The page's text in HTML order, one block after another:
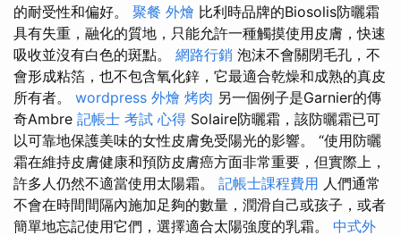
的耐受性和偏好。 聚餐 外燴 比利時品牌的Biosolis防曬霜
具有失重，融化的質地，只能允許一種觸摸使用皮膚，快速
吸收並沒有白色的斑點。 網路行銷 泡沫不會關閉毛孔，不
會形成粘箔，也不包含氧化鋅，它最適合乾燥和成熟的真皮
所有者。 wordpress 外燴 烤肉 另一個例子是Garnier的傳
奇Ambre 記帳士 考試 心得 Solaire防曬霜，該防曬霜已可
以可靠地保護美味的女性皮膚免受陽光的影響。 “使用防曬
霜在維持皮膚健康和預防皮膚癌方面非常重要，但實際上，
許多人仍然不適當使用太陽霜。 記帳士課程費用 人們通常
不會在時間間隔內施加足夠的數量，潤滑自己或孩子，或者
簡單地忘記使用它們，選擇適合太陽強度的乳霜。 中式外